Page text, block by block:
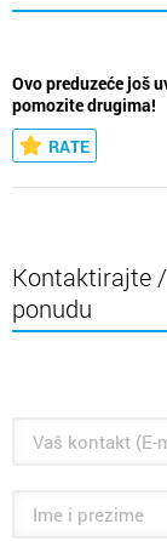
Ovo preduzeće još
pomozite drugima!
RATE
Kontaktirajte
ponudu